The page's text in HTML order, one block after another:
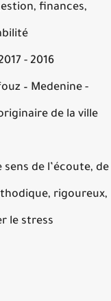
finances,
2017 - 2016
– Medenine -
originaire de la ville
sens de l’écoute,
le stress